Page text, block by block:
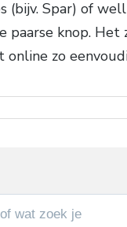
(bijv. Spar) of
paarse knop.
online zo